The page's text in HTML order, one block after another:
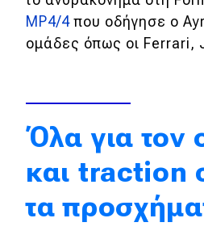
Τεχνολογία
Ασφάλεια
Test Drive
Αποστολή
MP4/4που οδήγησε ο
ομάδες όπως οι Ferrari,
Όλα για τον
και traction
τα